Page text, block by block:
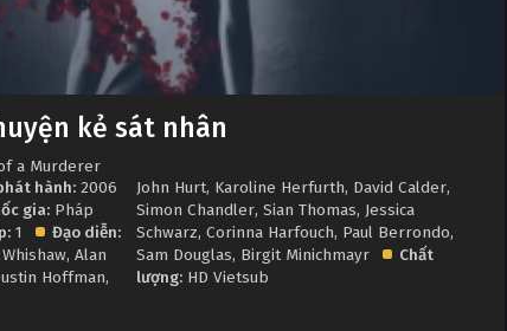
kẻ sát nhân
a Murderer
hành: 2006
gia: Pháp
1
Đạo diễn:
, Alan
Hoffman,
John Hurt, Karoline Herfurth, David Calder,
Simon Chandler, Sian Thomas, Jessica
Schwarz, Corinna Harfouch, Paul Berrondo,
Sam Douglas, Birgit Minichmayr
Chất
lượng: HD Vietsub